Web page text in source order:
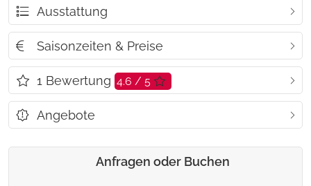
Ausstattung
Saisonzeiten & Preise
1 Bewertung 4.6 / 5
Angebote
Anfragen oder Buchen